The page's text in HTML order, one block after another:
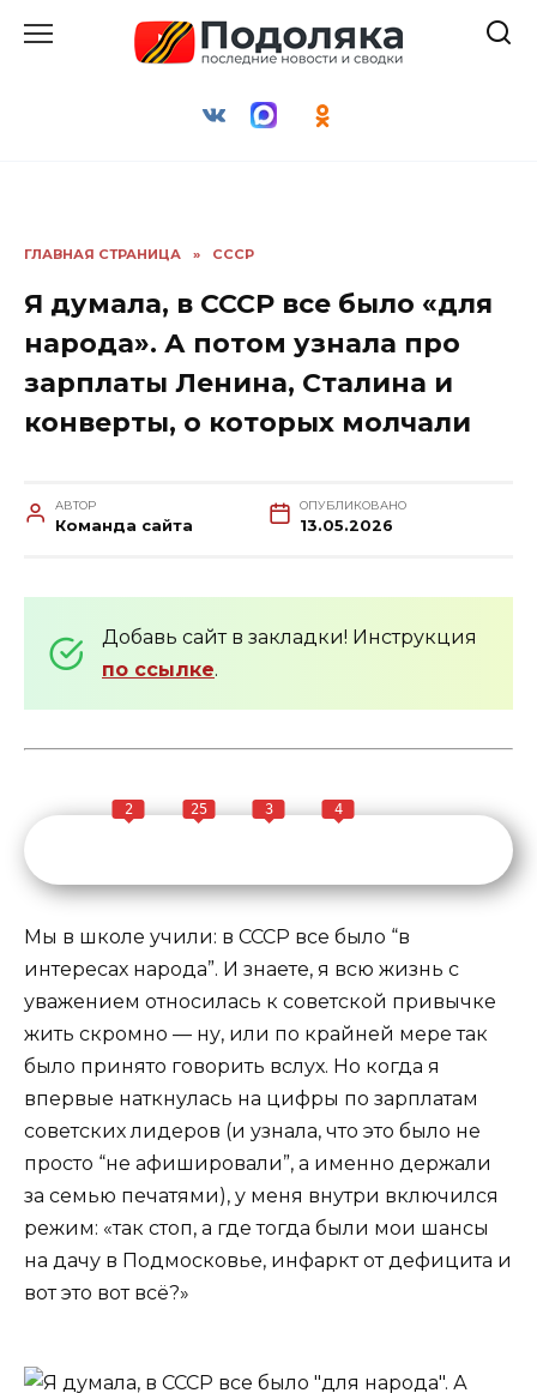
ГЛАВНАЯ СТРАНИЦА » СССР
Я думала, в СССР все было «для
народа». А потом узнала про
зарплаты Ленина, Сталина и
конверты, о которых молчали
АВТОР
Команда сайта
ОПУБЛИКОВАНО
13.05.2026
Добавь сайт в закладки! Инструкция
по ссылке.
2 25 3 4
Мы в школе учили: в СССР все было “в
интересах народа”. И знаете, я всю жизнь с
уважением относилась к советской привычке
жить скромно — ну, или по крайней мере так
было принято говорить вслух. Но когда я
впервые наткнулась на цифры по зарплатам
советских лидеров (и узнала, что это было не
просто “не афишировали”, а именно держали
за семью печатями), у меня внутри включился
режим: «так стоп, а где тогда были мои шансы
на дачу в Подмосковье, инфаркт от дефицита и
вот это вот всё?»